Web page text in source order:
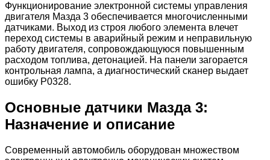
Функционирование электронной системы управления
двигателя Мазда 3 обеспечивается многочисленными
датчиками. Выход из строя любого элемента влечет
переход системы в аварийный режим и неправильную
работу двигателя, сопровождающуюся повышенным
расходом топлива, детонацией. На панели загорается
контрольная лампа, а диагностический сканер выдает
ошибку Р0328.
Основные датчики Мазда 3:
Назначение и описание
Современный автомобиль оборудован множеством